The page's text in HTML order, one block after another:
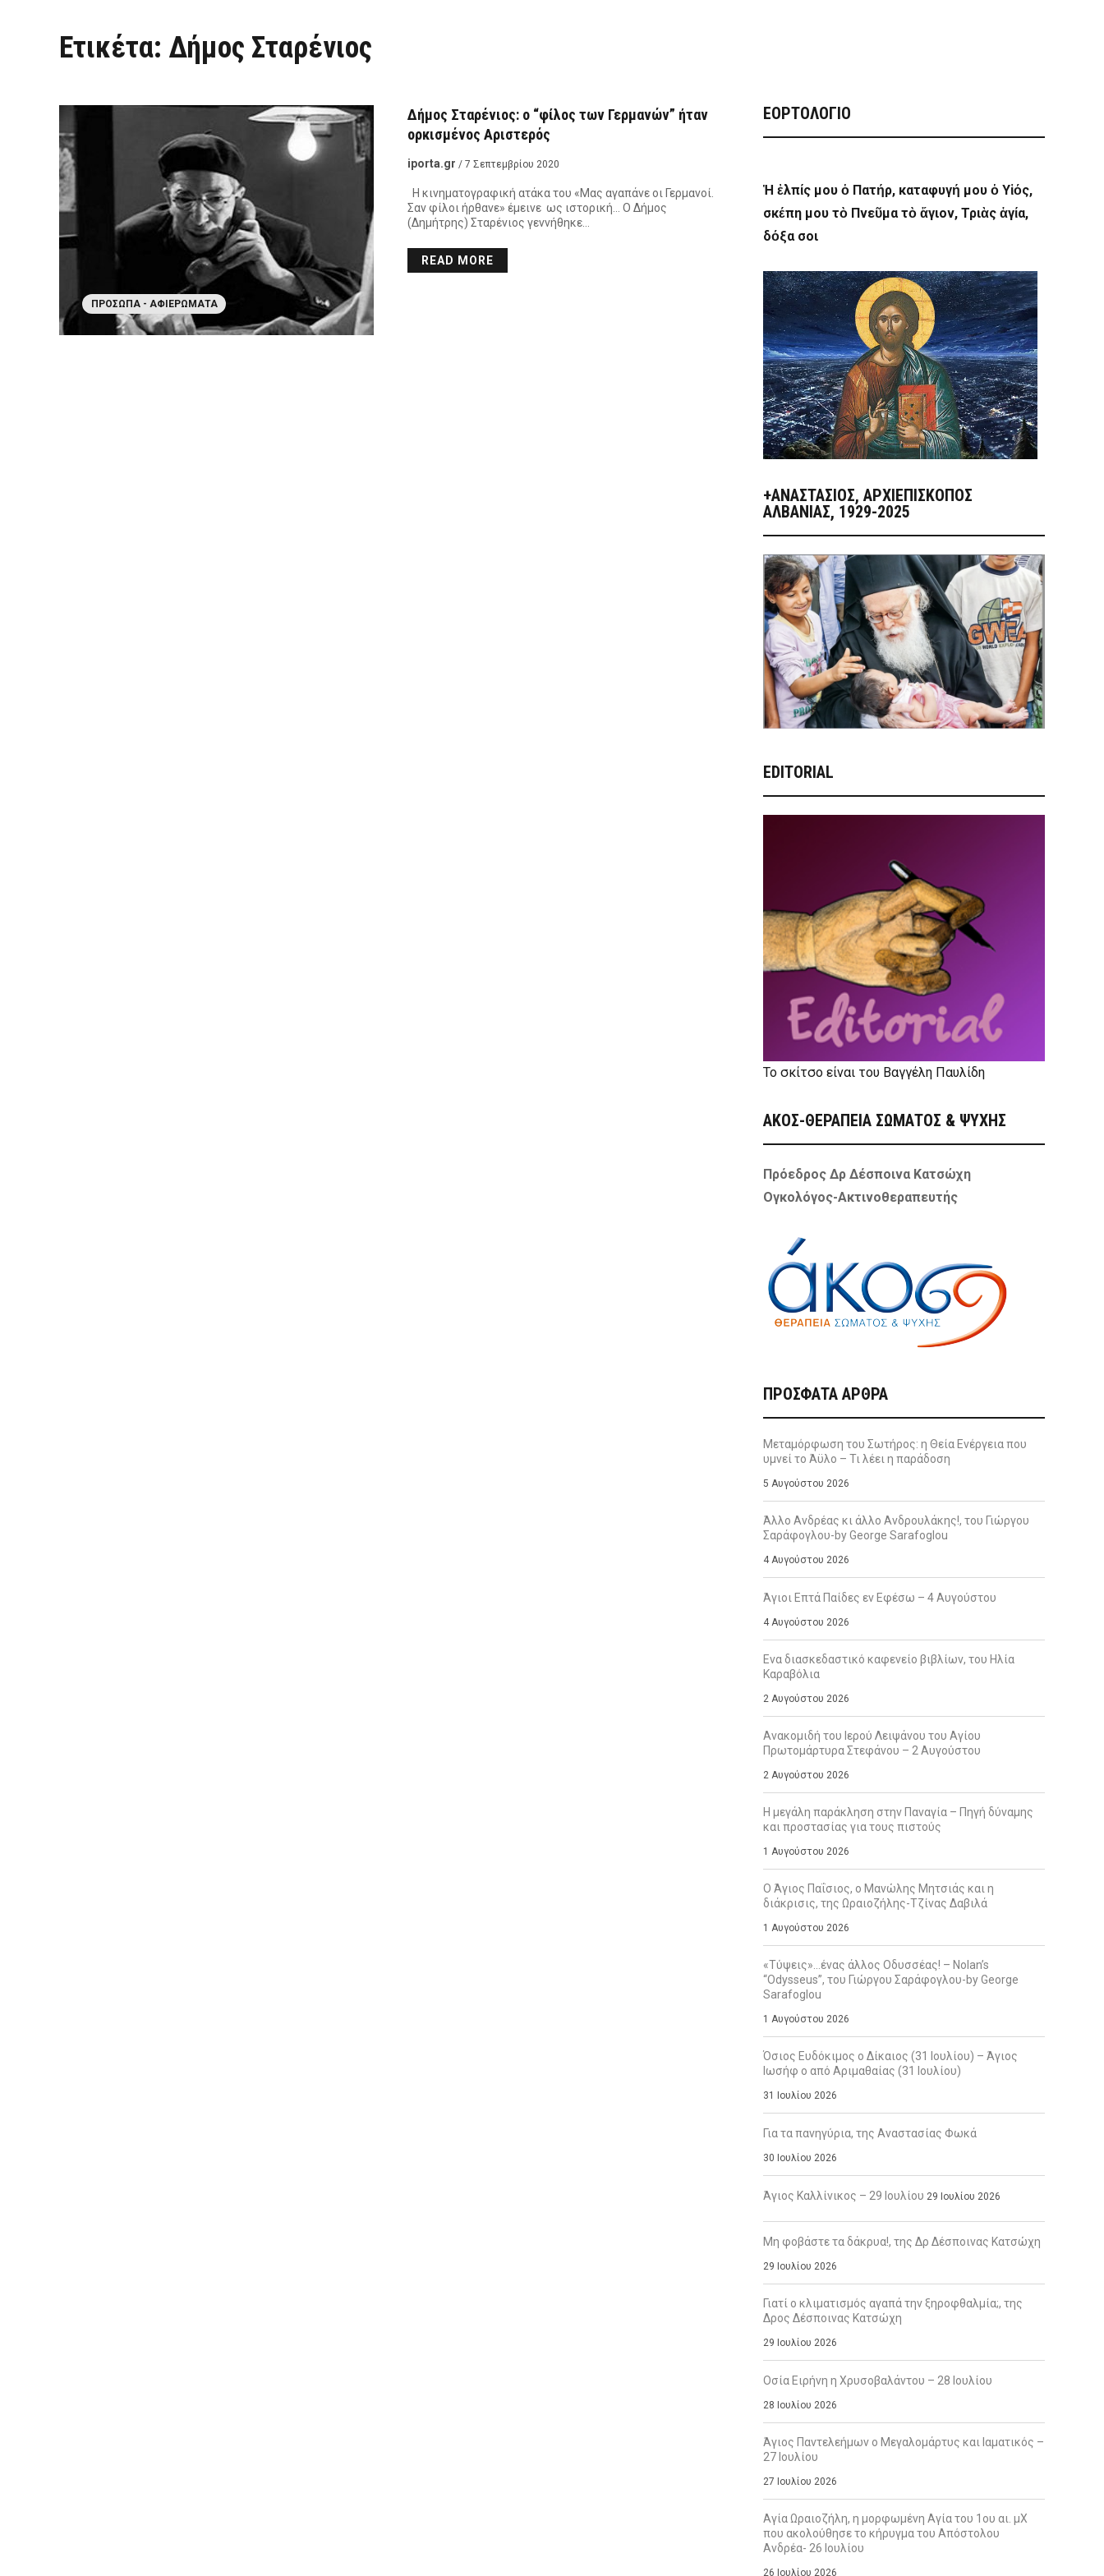
Ετικέτα: Δήμος Σταρένιος
ΠΡΌΣΩΠΑ - ΑΦΙΕΡΏΜΑΤΑ
Δήμος Σταρένιος: ο “φίλος των Γερμανών” ήταν
ορκισμένος Αριστερός
iporta.gr / 7 Σεπτεμβρίου 2020
Η κινηματογραφική ατάκα του «Μας αγαπάνε οι Γερμανοί.
Σαν φίλοι ήρθανε» έμεινε ως ιστορική… Ο Δήμος
(Δημήτρης) Σταρένιος γεννήθηκε…
READ MORE
ΕΟΡΤΟΛΟΓΙΟ
Ἡ ἐλπίς μου ὁ Πατήρ, καταφυγή μου ὁ Υἱός,
σκέπη μου τὸ Πνεῦμα τὸ ἅγιον, Τριὰς ἁγία,
δόξα σοι
+ΑΝΑΣΤΆΣΙΟΣ, ΑΡΧΙΕΠΊΣΚΟΠΟΣ
ΑΛΒΑΝΊΑΣ, 1929-2025
EDITORIAL
Το σκίτσο είναι του Βαγγέλη Παυλίδη
ΑΚΟΣ-ΘΕΡΑΠΕΙΑ ΣΩΜΑΤΟΣ & ΨΥΧΗΣ
Πρόεδρος Δρ Δέσποινα Κατσώχη
Ογκολόγος-Ακτινοθεραπευτής
ΠΡΌΣΦΑΤΑ ΆΡΘΡΑ
Μεταμόρφωση του Σωτήρος: η Θεία Ενέργεια που
υμνεί το Άϋλο – Τι λέει η παράδοση
5 Αυγούστου 2026
Άλλο Ανδρέας κι άλλο Ανδρουλάκης!, του Γιώργου
Σαράφογλου-by George Sarafoglou
4 Αυγούστου 2026
Άγιοι Επτά Παίδες εν Εφέσω – 4 Αυγούστου
4 Αυγούστου 2026
Ενα διασκεδαστικό καφενείο βιβλίων, του Ηλία
Καραβόλια
2 Αυγούστου 2026
Ανακομιδή του Ιερού Λειψάνου του Αγίου
Πρωτομάρτυρα Στεφάνου – 2 Αυγούστου
2 Αυγούστου 2026
Η μεγάλη παράκληση στην Παναγία – Πηγή δύναμης
και προστασίας για τους πιστούς
1 Αυγούστου 2026
Ο Άγιος Παΐσιος, ο Μανώλης Μητσιάς και η
διάκρισις, της Ωραιοζήλης-Τζίνας Δαβιλά
1 Αυγούστου 2026
«Τύψεις»…ένας άλλος Οδυσσέας! – Nolan’s
“Odysseus”, του Γιώργου Σαράφογλου-by George
Sarafoglou
1 Αυγούστου 2026
Όσιος Ευδόκιμος ο Δίκαιος (31 Ιουλίου) – Άγιος
Ιωσήφ ο από Αριμαθαίας (31 Ιουλίου)
31 Ιουλίου 2026
Για τα πανηγύρια, της Αναστασίας Φωκά
30 Ιουλίου 2026
Άγιος Καλλίνικος – 29 Ιουλίου 29 Ιουλίου 2026
Μη φοβάστε τα δάκρυα!, της Δρ Δέσποινας Κατσώχη
29 Ιουλίου 2026
Γιατί ο κλιματισμός αγαπά την ξηροφθαλμία;, της
Δρος Δέσποινας Κατσώχη
29 Ιουλίου 2026
Οσία Ειρήνη η Χρυσοβαλάντου – 28 Ιουλίου
28 Ιουλίου 2026
Άγιος Παντελεήμων ο Μεγαλομάρτυς και Ιαματικός –
27 Ιουλίου
27 Ιουλίου 2026
Αγία Ωραιοζήλη, η μορφωμένη Αγία του 1ου αι. μΧ
που ακολούθησε το κήρυγμα του Απόστολου
Ανδρέα- 26 Ιουλίου
26 Ιουλίου 2026